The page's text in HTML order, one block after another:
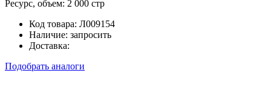
Ресурс, объем: 2 000 стр
Код товара: Л009154
Наличие: запросить
Доставка:
Подобрать аналоги